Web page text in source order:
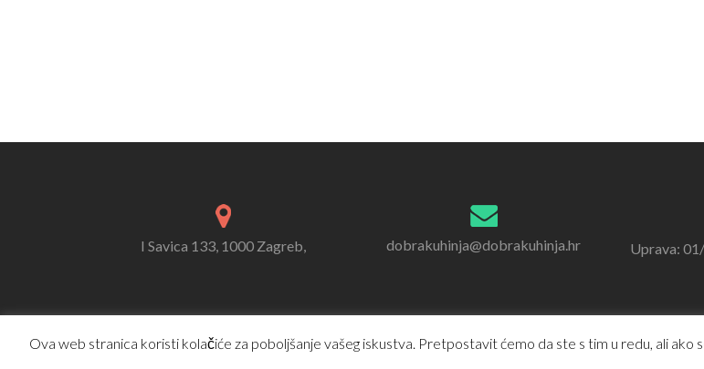
I Savica 133, 1000 Zagreb, dobrakuhinja@dobrakuhinja.hr
Uprava:
Ova web stranica koristi kolačiće za poboljšanje vašeg iskustva. Pretpostavit ćemo da ste s tim u redu, ali ako